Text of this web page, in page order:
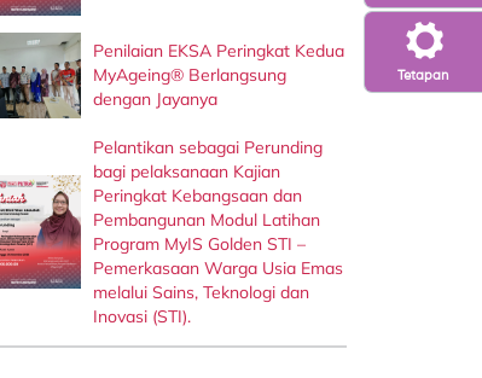
Tetapan
Penilaian EKSA Peringkat Kedua
MyAgeing® Berlangsung
dengan Jayanya
Pelantikan sebagai Perunding
bagi pelaksanaan Kajian
Peringkat Kebangsaan dan
Pembangunan Modul Latihan
Program MyIS Golden STI –
Pemerkasaan Warga Usia Emas
melalui Sains, Teknologi dan
Inovasi (STI).